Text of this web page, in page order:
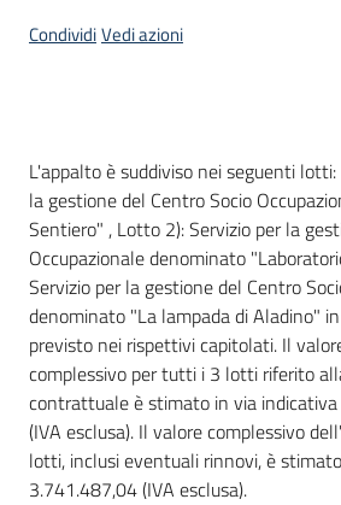
CondividiVedi azioni
Dati del bando
L'appalto è suddiviso nei seguenti
la gestione del Centro Socio
Sentiero" , Lotto 2): Servizio per la
Occupazionale denominato
Servizio per la gestione del Centro
denominato "La lampada di Aladino"
previsto nei rispettivi capitolati. Il
complessivo per tutti i 3 lotti riferito
contrattuale è stimato in via
(IVA esclusa). Il valore complessivo
lotti, inclusi eventuali rinnovi, è
3.741.487,04 (IVA esclusa).